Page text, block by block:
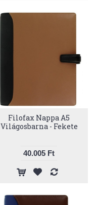
Filofax Nappa A5
Világosbarna - Fekete
40.005 Ft